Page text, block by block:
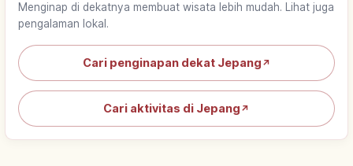
Menginap di dekatnya membuat wisata lebih mudah. Lihat juga
pengalaman lokal.
Cari penginapan dekat Jepang ↗
Cari aktivitas di Jepang ↗